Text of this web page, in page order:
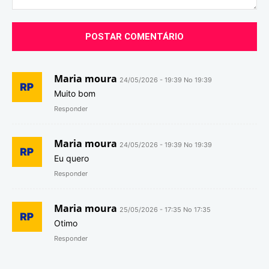
Maria moura 24/05/2026 - 19:39 No 19:39
Muito bom
Responder
Maria moura 24/05/2026 - 19:39 No 19:39
Eu quero
Responder
Maria moura 25/05/2026 - 17:35 No 17:35
Otimo
Responder